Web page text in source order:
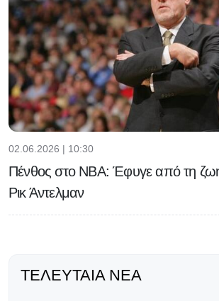
02.06.2026 | 10:30
Πένθος στο NBA: Έφυγε από τη
Ρικ Άντελμαν
ΤΕΛΕΥΤΑΊΑ ΝΈΑ